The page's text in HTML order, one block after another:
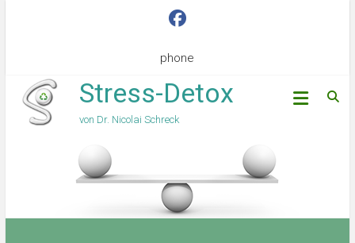
phone
Stress-Detox
von Dr. Nicolai Schreck